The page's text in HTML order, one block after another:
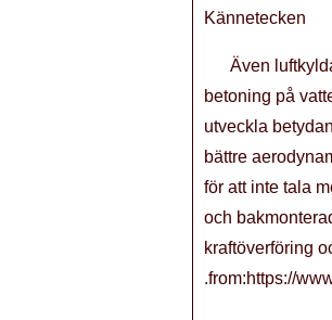
Kännetecken
Även
betoning på
utveckla
bättre
för att inte tala
och
kraftöverföring
.from:https://